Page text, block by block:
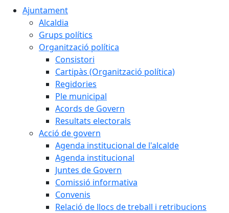
Ajuntament
Alcaldia
Grups polítics
Organització política
Consistori
Cartipàs (Organització política)
Regidories
Ple municipal
Acords de Govern
Resultats electorals
Acció de govern
Agenda institucional de l'alcalde
Agenda institucional
Juntes de Govern
Comissió informativa
Convenis
Relació de llocs de treball i retribucions